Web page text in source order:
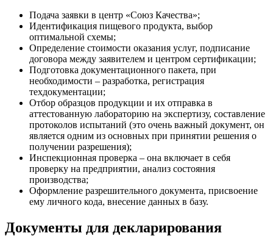
Подача заявки в центр «Союз Качества»;
Идентификация пищевого продукта, выбор
оптимальной схемы;
Определение стоимости оказания услуг, подписание
договора между заявителем и центром сертификации;
Подготовка документационного пакета, при
необходимости – разработка, регистрация
техдокументации;
Отбор образцов продукции и их отправка в
аттестованную лабораторию на экспертизу, составление
протоколов испытаний (это очень важный документ, он
является одним из основных при принятии решения о
получении разрешения);
Инспекционная проверка – она включает в себя
проверку на предприятии, анализ состояния
производства;
Оформление разрешительного документа, присвоение
ему личного кода, внесение данных в базу.
Документы для декларирования